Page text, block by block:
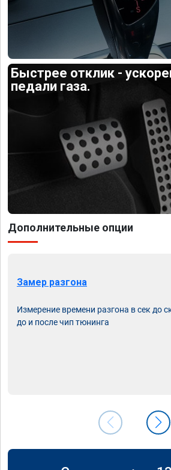
Быстрее отклик -
педали газа.
Дополнительные опции
Замер разгона
Измерение времени разгона в сек до
до и после чип тюнинга